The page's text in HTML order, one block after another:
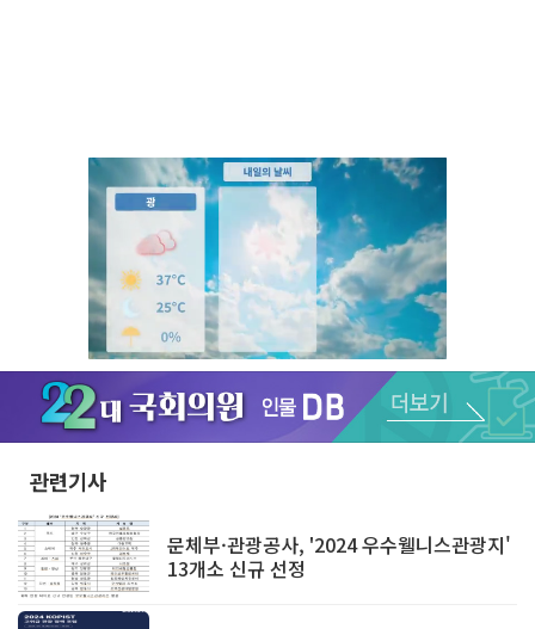
Unmute
관련기사
문체부·관광공사, '2024 우수웰니스관광지'
13개소 신규 선정